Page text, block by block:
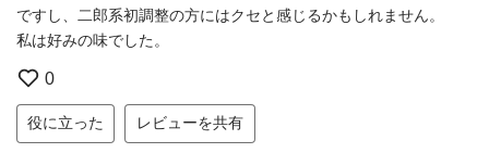
ですし、二郎系初調整の方にはクセと感じるかもしれません。
私は好みの味でした。
0
役に立った レビューを共有